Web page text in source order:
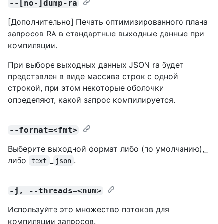
--[no-]dump-ra
[Дополнительно] Печать оптимизированного плана
запросов RA в стандартные выходные данные при
компиляции.
При выборе выходных данных JSON ra будет
представлен в виде массива строк с одной
строкой, при этом некоторые оболочки
определяют, какой запрос компилируется.
--format=<fmt>
Выберите выходной формат либо (по умолчанию),_
либо
text json .
-j, --threads=<num>
Используйте это множество потоков для
компиляции запросов.